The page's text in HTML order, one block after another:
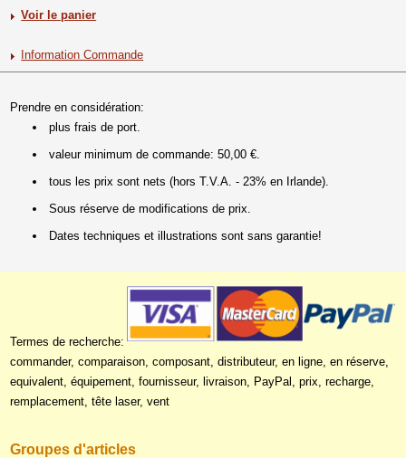
Voir le panier
Information Commande
Prendre en considération:
plus frais de port.
valeur minimum de commande: 50,00 €.
tous les prix sont nets (hors T.V.A. - 23% en Irlande).
Sous réserve de modifications de prix.
Dates techniques et illustrations sont sans garantie!
Termes de recherche:
commander, comparaison, composant, distributeur, en ligne, en réserve,
equivalent, équipement, fournisseur, livraison, PayPal, prix, recharge,
remplacement, tête laser, vent
Groupes d'articles